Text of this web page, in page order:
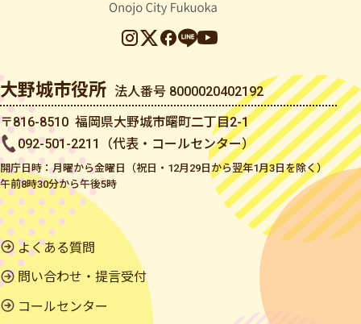
大野城市役所 法人番号 8000020402192
〒816-8510 福岡県大野城市曙町二丁目2-1
092-501-2211（代表・コールセンター）
開庁日時：月曜から金曜日（祝日・12月29日から翌年1月3日を除く）
午前8時30分から午後5時
よくある質問
問い合わせ・提言受付
コールセンター